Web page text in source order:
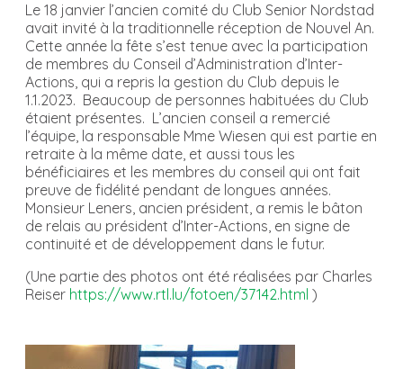
Le 18 janvier l’ancien comité du Club Senior Nordstad
avait invité à la traditionnelle réception de Nouvel An.
Cette année la fête s’est tenue avec la participation
de membres du Conseil d’Administration d’Inter-
Actions, qui a repris la gestion du Club depuis le
1.1.2023. Beaucoup de personnes habituées du Club
étaient présentes. L’ancien conseil a remercié
l’équipe, la responsable Mme Wiesen qui est partie en
retraite à la même date, et aussi tous les
bénéficiaires et les membres du conseil qui ont fait
preuve de fidélité pendant de longues années.
Monsieur Leners, ancien président, a remis le bâton
de relais au président d’Inter-Actions, en signe de
continuité et de développement dans le futur.
(Une partie des photos ont été réalisées par Charles
Reiser https://www.rtl.lu/fotoen/37142.html )